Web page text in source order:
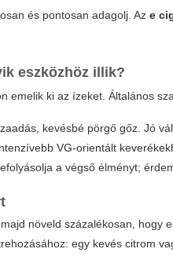
és pontosan adagolj. Aze
eszközhöz illik?
emelik ki az ízeket. Általános
kevésbé pörgő gőz. Jó
VG-orientált
a végső élményt;
növeld százalékosan, hogy
egy kevés citrom